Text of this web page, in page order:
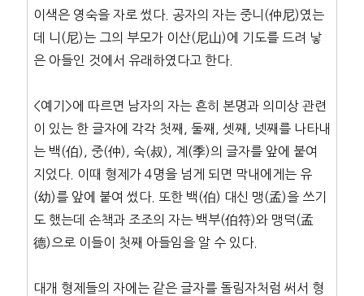
이색은 영숙을 자로 썼다. 공자의 자는 중니(仲尼)였는
데 니(尼)는 그의 부모가 이산(尼山)에 기도를 드려 낳
은 아들인 것에서 유래하였다고 한다.
<예기>에 따르면 남자의 자는 흔히 본명과 의미상 관련
이 있는 한 글자에 각각 첫째, 둘째, 셋째, 넷째를 나타내
는 백(伯), 중(仲), 숙(叔), 계(季)의 글자를 앞에 붙여
지었다. 이때 형제가 4명을 넘게 되면 막내에게는 유
(幼)를 앞에 붙여 썼다. 또한 백(伯) 대신 맹(孟)을 쓰기
도 했는데 손책과 조조의 자는 백부(伯符)와 맹덕(孟
德)으로 이들이 첫째 아들임을 알 수 있다.
대개 형제들의 자에는 같은 글자를 돌림자처럼 써서 형